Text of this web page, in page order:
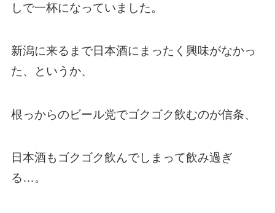
しで一杯になっていました。
新潟に来るまで日本酒にまったく興味がなかっ
た、というか、
根っからのビール党でゴクゴク飲むのが信条、
日本酒もゴクゴク飲んでしまって飲み過ぎ
る…。